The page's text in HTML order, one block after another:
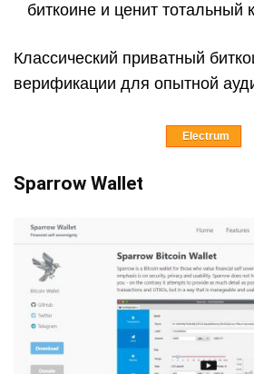
биткоине и ценит тотальный
Классический приватный
верификации для опытной
Electrum
Sparrow Wallet